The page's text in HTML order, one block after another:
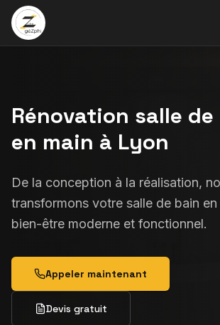
Rénovation salle
en main à Lyon
De la conception à la réalisation,
transformons votre salle de bain
bien-être moderne et fonctionnel.
Appeler maintenant
Devis gratuit